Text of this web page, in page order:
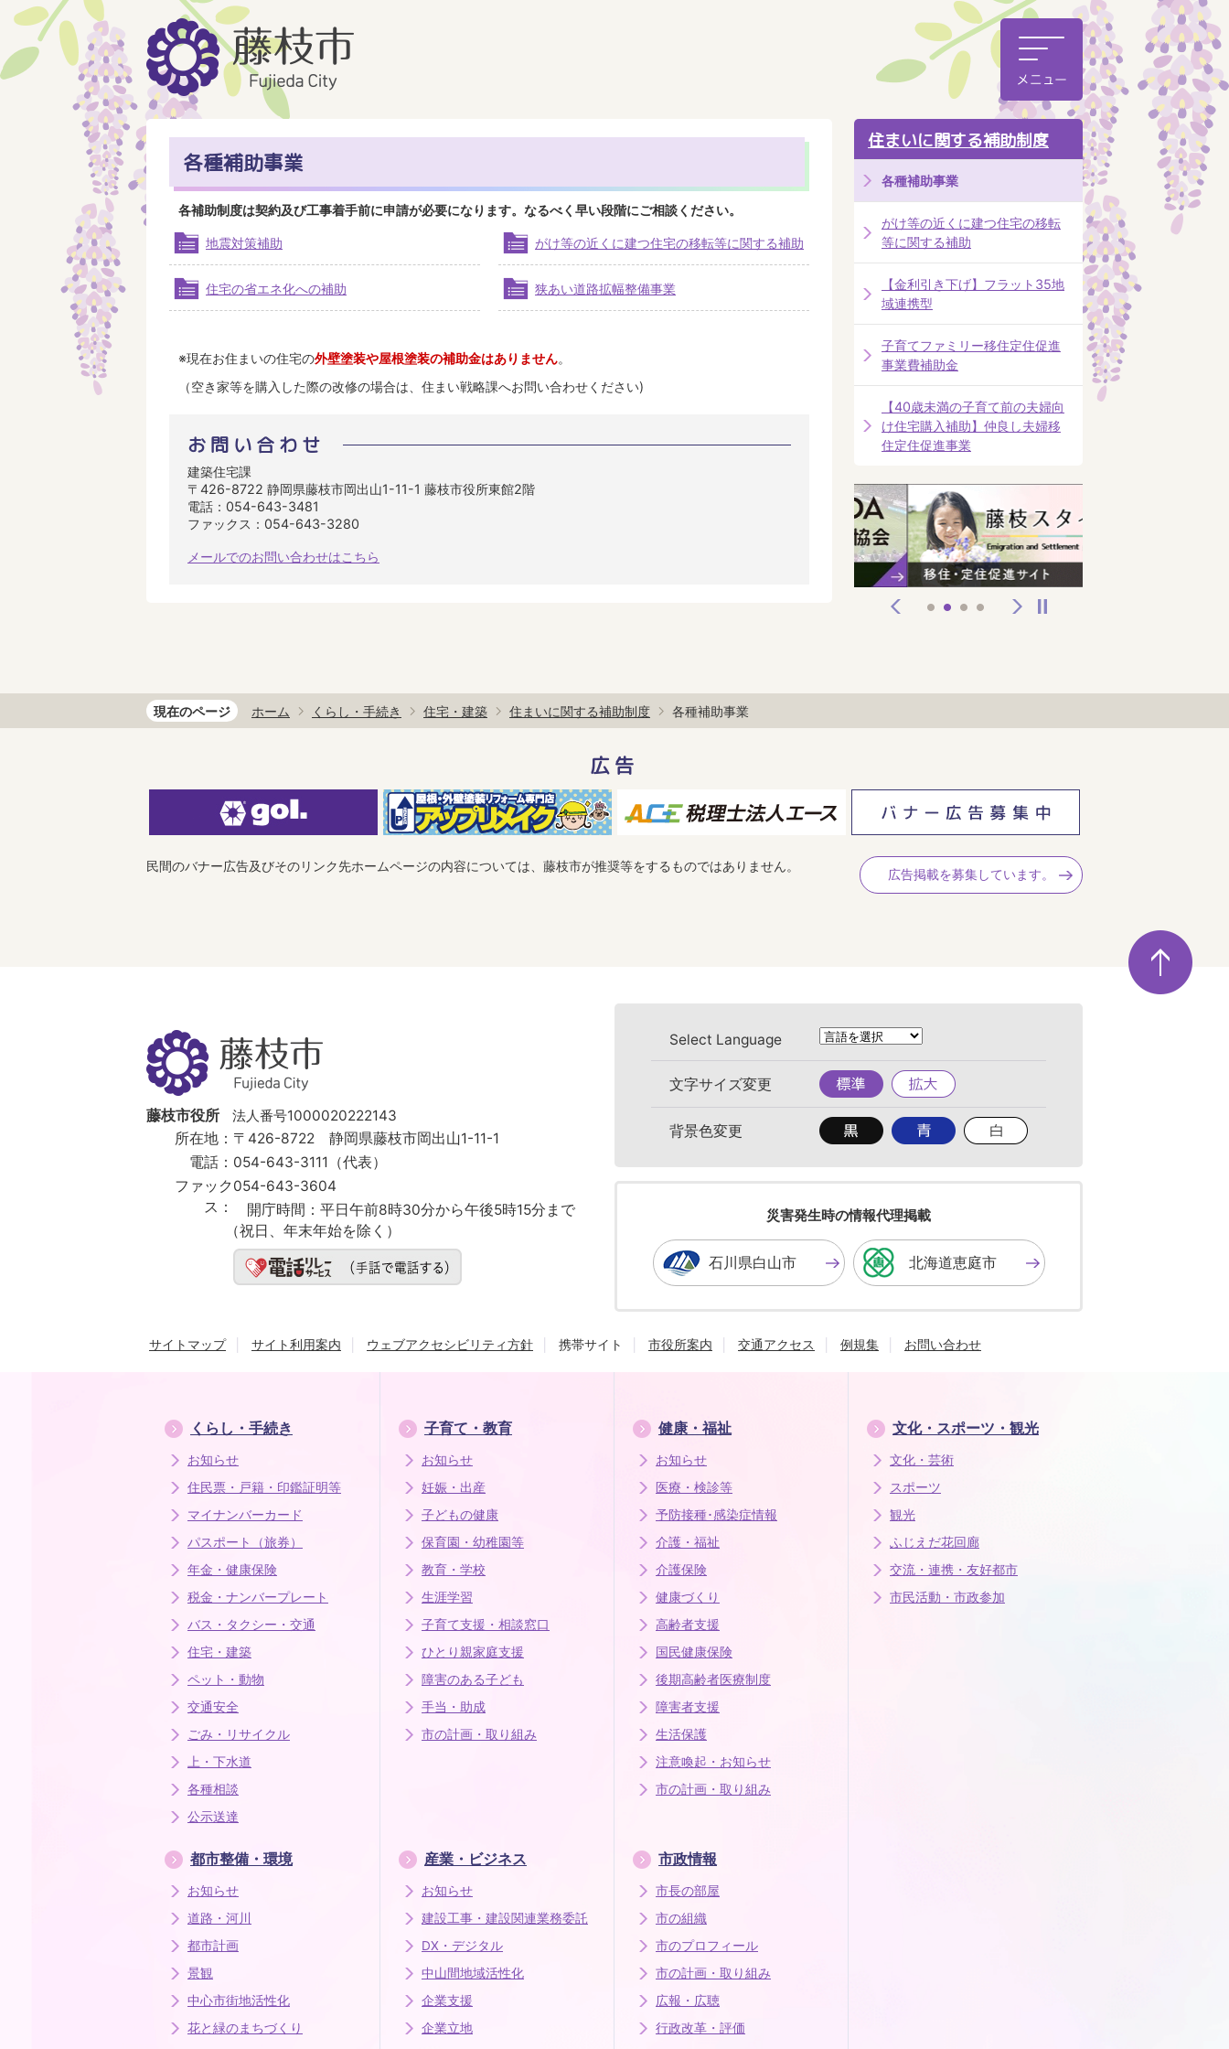
各種補助事業
各補助制度は契約及び工事着手前に申請が必要になります。なるべく早い段階にご相談ください。
地震対策補助 がけ等の近くに建つ住宅の移転等に関する補助
住宅の省エネ化への補助 狭あい道路拡幅整備事業
※現在お住まいの住宅の外壁塗装や屋根塗装の補助金はありません。
（空き家等を購入した際の改修の場合は、住まい戦略課へお問い合わせください)
お問い合わせ
建築住宅課
〒426-8722 静岡県藤枝市岡出山1-11-1 藤枝市役所東館2階
電話：054-643-3481
ファックス：054-643-3280
メールでのお問い合わせはこちら
住まいに関する補助制度
各種補助事業
がけ等の近くに建つ住宅の移転
等に関する補助
【金利引き下げ】フラット35地
域連携型
子育てファミリー移住定住促進
事業費補助金
【40歳未満の子育て前の夫婦向
け住宅購入補助】仲良し夫婦移
住定住促進事業
現在のページ ホーム くらし・手続き 住宅・建築 住まいに関する補助制度 各種補助事業
広告
民間のバナー広告及びそのリンク先ホームページの内容については、藤枝市が推奨等をするものではありません。
広告掲載を募集しています。
ペ
ー
ジ
の
藤
枝
市
Fujieda
City
藤枝市役所
法人番号1000020222143
所在地： 〒426-8722 静岡県藤枝市岡出山1-11-1
電話： 054-643-3111（代表）
ファック
ス：
054-643-3604
開庁時間： 平日午前8時30分から午後5時15分まで
（祝日、年末年始を除く）
Select Language
文字サイズ変更
標
準
拡
大
背景色変更
背
景
色
す
る
背
景
色
る
背
景
る
災害発生時の情報代理掲載
石川県白山市 北海道恵庭市
サイトマップ サイト利用案内 ウェブアクセシビリティ方針 携帯サイト 市役所案内 交通アクセス 例規集 お問い合わせ
くらし・手続き
お知らせ
住民票・戸籍・印鑑証明等
マイナンバーカード
パスポート（旅券）
年金・健康保険
税金・ナンバープレート
バス・タクシー・交通
住宅・建築
ペット・動物
交通安全
ごみ・リサイクル
上・下水道
各種相談
公示送達
子育て・教育
お知らせ
妊娠・出産
子どもの健康
保育園・幼稚園等
教育・学校
生涯学習
子育て支援・相談窓口
ひとり親家庭支援
障害のある子ども
手当・助成
市の計画・取り組み
健康・福祉
お知らせ
医療・検診等
予防接種･感染症情報
介護・福祉
介護保険
健康づくり
高齢者支援
国民健康保険
後期高齢者医療制度
障害者支援
生活保護
注意喚起・お知らせ
市の計画・取り組み
文化・スポーツ・観光
文化・芸術
スポーツ
観光
ふじえだ花回廊
交流・連携・友好都市
市民活動・市政参加
都市整備・環境
お知らせ
道路・河川
都市計画
景観
中心市街地活性化
花と緑のまちづくり
産業・ビジネス
お知らせ
建設工事・建設関連業務委託
DX・デジタル
中山間地域活性化
企業支援
企業立地
市政情報
市長の部屋
市の組織
市のプロフィール
市の計画・取り組み
広報・広聴
行政改革・評価